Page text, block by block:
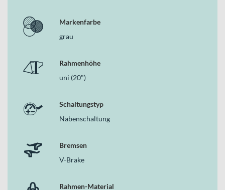
Markenfarbe
grau
Rahmenhöhe
uni (20")
Schaltungstyp
Nabenschaltung
Bremsen
V-Brake
Rahmen-Material